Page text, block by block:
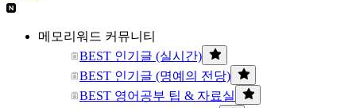
메모리워드 커뮤니티
BEST 인기글 (실시간)
BEST 인기글 (명예의 전당)
BEST 영어공부 팁 & 자료실